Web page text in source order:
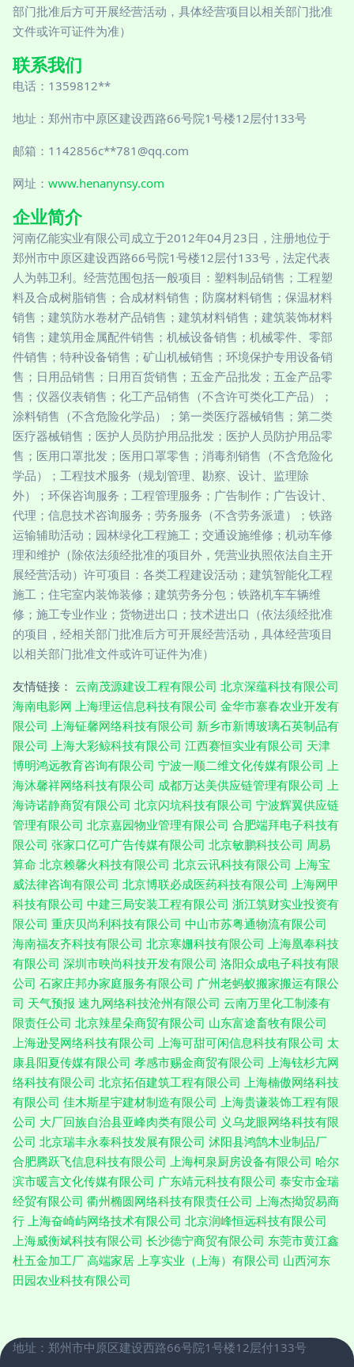
部门批准后方可开展经营活动，具体经营项目以相关部门批准
文件或许可证件为准）
联系我们
电话：1359812**
地址：郑州市中原区建设西路66号院1号楼12层付133号
邮箱：1142856c**781@qq.com
网址： www.henanynsy.com
企业简介
河南亿能实业有限公司成立于2012年04月23日，注册地位于
郑州市中原区建设西路66号院1号楼12层付133号，法定代表
人为韩卫利。经营范围包括一般项目：塑料制品销售；工程塑
料及合成树脂销售；合成材料销售；防腐材料销售；保温材料
销售；建筑防水卷材产品销售；建筑材料销售；建筑装饰材料
销售；建筑用金属配件销售；机械设备销售；机械零件、零部
件销售；特种设备销售；矿山机械销售；环境保护专用设备销
售；日用品销售；日用百货销售；五金产品批发；五金产品零
售；仪器仪表销售；化工产品销售（不含许可类化工产品）；
涂料销售（不含危险化学品）；第一类医疗器械销售；第二类
医疗器械销售；医护人员防护用品批发；医护人员防护用品零
售；医用口罩批发；医用口罩零售；消毒剂销售（不含危险化
学品）；工程技术服务（规划管理、勘察、设计、监理除
外）；环保咨询服务；工程管理服务；广告制作；广告设计、
代理；信息技术咨询服务；劳务服务（不含劳务派遣）；铁路
运输辅助活动；园林绿化工程施工；交通设施维修；机动车修
理和维护（除依法须经批准的项目外，凭营业执照依法自主开
展经营活动）许可项目：各类工程建设活动；建筑智能化工程
施工；住宅室内装饰装修；建筑劳务分包；铁路机车车辆维
修；施工专业作业；货物进出口；技术进出口（依法须经批准
的项目，经相关部门批准后方可开展经营活动，具体经营项目
以相关部门批准文件或许可证件为准）
友情链接： 云南茂源建设工程有限公司 北京深蕴科技有限公司
海南电影网 上海理运信息科技有限公司 金华市寨春农业开发有
限公司 上海钲馨网络科技有限公司 新乡市新博玻璃石英制品有
限公司 上海大彩鲸科技有限公司 江西赛恒实业有限公司 天津
博明鸿远教育咨询有限公司 宁波一顺二维文化传媒有限公司 上
海沐馨祥网络科技有限公司 成都万达美供应链管理有限公司 上
海诗诺静商贸有限公司 北京闪坑科技有限公司 宁波辉翼供应链
管理有限公司 北京嘉园物业管理有限公司 合肥端拜电子科技有
限公司 张家口亿可广告传媒有限公司 北京敏鹏科技公司 周易
算命 北京赖馨火科技有限公司 北京云讯科技有限公司 上海宝
威法律咨询有限公司 北京博联必成医药科技有限公司 上海网甲
科技有限公司 中建三局安装工程有限公司 浙江筑财实业投资有
限公司 重庆贝尚利科技有限公司 中山市苏粤通物流有限公司
海南福友齐科技有限公司 北京寒姗科技有限公司 上海凰奉科技
有限公司 深圳市映尚科技开发有限公司 洛阳众成电子科技有限
公司 石家庄邦办家庭服务有限公司 广州老蚂蚁搬家搬运有限公
司 天气预报 速九网络科技沧州有限公司 云南万里化工制漆有
限责任公司 北京辣星朵商贸有限公司 山东富途畜牧有限公司
上海逊旻网络科技有限公司 上海可甜可闲信息科技有限公司 太
康县阳夏传媒有限公司 孝感市赐金商贸有限公司 上海铉杉亢网
络科技有限公司 北京拓佰建筑工程有限公司 上海楠傲网络科技
有限公司 佳木斯星宇建材制造有限公司 上海贵谦装饰工程有限
公司 大厂回族自治县亚峰肉类有限公司 义乌龙眼网络科技有限
公司 北京瑞丰永泰科技发展有限公司 沭阳县鸿鹄木业制品厂
合肥腾跃飞信息科技有限公司 上海柯泉厨房设备有限公司 哈尔
滨市暖言文化传媒有限公司 广东靖元科技有限公司 泰安市金瑞
经贸有限公司 衢州椭圆网络科技有限责任公司 上海杰拗贸易商
行 上海奋崎屿网络技术有限公司 北京润峰恒远科技有限公司
上海威衡斌科技有限公司 长沙德宁商贸有限公司 东莞市黄江鑫
杜五金加工厂 高端家居 上享实业（上海）有限公司 山西河东
田园农业科技有限公司
地址：郑州市中原区建设西路66号院1号楼12层付133号